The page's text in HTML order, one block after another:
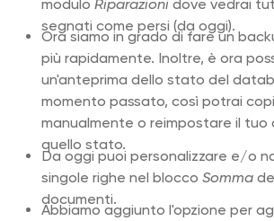
moduloRiparazioni dove vedrai
segnati come persi (da oggi).
Ora siamo in grado di fare un
più rapidamente. Inoltre, è ora
un'anteprima dello stato del
momento passato, così potrai
manualmente o reimpostare il
quello stato.
Da oggi puoi personalizzare e/o
singole righe nel bloccoSomma
documenti.
Abbiamo aggiunto l'opzione per